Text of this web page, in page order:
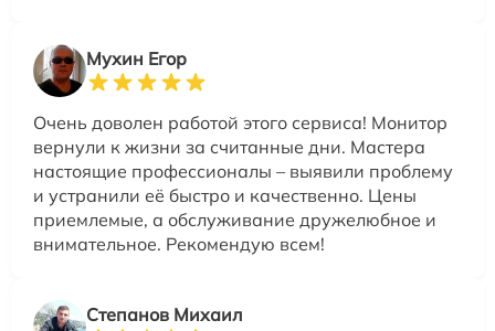
Мухин Егор
Очень доволен работой этого сервиса! Монитор
вернули к жизни за считанные дни. Мастера
настоящие профессионалы – выявили проблему
и устранили её быстро и качественно. Цены
приемлемые, а обслуживание дружелюбное и
внимательное. Рекомендую всем!
Степанов Михаил